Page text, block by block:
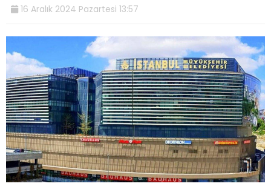
16 Aralık 2024 Pazartesi 13:57